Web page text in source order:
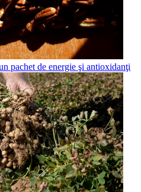
pachet de energie şi antioxidanţi